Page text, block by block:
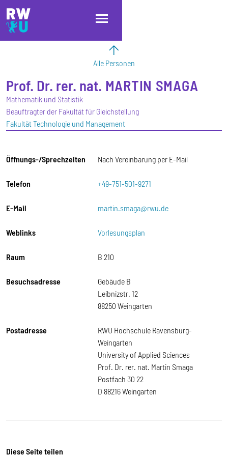
Direkt zum Inhalt
Direkt zur Hauptnavigation
Direkt zum Fußbereich
Alle Personen
Prof. Dr. rer. nat. MARTIN SMAGA
Mathematik und Statistik
Beauftragter der Fakultät für Gleichstellung
Fakultät Technologie und Management
Öffnungs-/Sprechzeiten Nach Vereinbarung per E-Mail
Telefon +49-751-501-9271
E-Mail martin.smaga@rwu.de
Weblinks Vorlesungsplan
Raum B 210
Besuchsadresse
Gebäude B
Leibnizstr. 12
88250 Weingarten
Postadresse
RWU Hochschule Ravensburg-
Weingarten
University of Applied Sciences
Prof. Dr. rer. nat. Martin Smaga
Postfach 30 22
D 88216 Weingarten
Diese Seite teilen